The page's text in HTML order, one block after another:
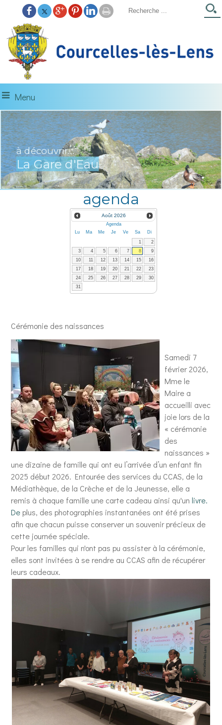
Menu
à découvrir...
La Gare d'Eau
agenda
Août 2026
Agenda
Lu
Ma Me Je Ve Sa
Di
1
2
3
4 5 6 7 8
9
10
11 12 13 14 15
16
17
18 19 20 21 22
23
24
25 26 27 28 29
30
31
Cérémonie des naissances
Samedi 7
février 2026,
Mme le
Maire a
accueilli avec
joie lors de la
« cérémonie
des
naissances »
une dizaine de famille qui ont eu l’arrivée d’un enfant fin
2025 début 2026. Entourée des services du CCAS, de la
Médiathèque, de la Crèche et de la Jeunesse, elle a
remis à chaque famille une carte cadeau ainsi qu'unlivre.
De plus, des photographies instantanées ont été prises
afin que chacun puisse conserver un souvenir précieux de
cette journée spéciale.
Pour les familles qui n'ont pas pu assister à la cérémonie,
elles sont invitées à se rendre au CCAS afin de récupérer
leurs cadeaux.